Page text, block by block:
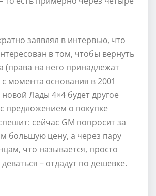
заявлял в интервью, что
в том, чтобы вернуть
(права на него принадлежат
момента основания в 2001
новой Лады 4×4 будет другое
предложением о покупке
сейчас GM попросит за
большую цену, а через пару
что называется, просто
– отдадут по дешевке.